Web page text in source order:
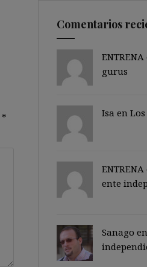
*
Comentarios
ENTRENA
gurus
Isa en
ENTRENA
ente
Sanago en